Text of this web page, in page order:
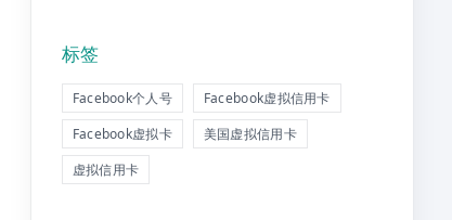
标签
Facebook个人号
Facebook虚拟信用卡
Facebook虚拟卡
美国虚拟信用卡
虚拟信用卡